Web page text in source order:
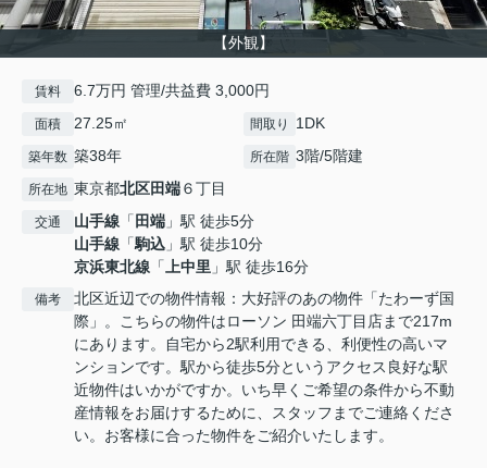
【外観】
賃料 6.7万円 管理/共益費 3,000円
面積 27.25㎡ 間取り 1DK
築年数 築38年 所在階 3階/5階建
所在地 東京都北区田端６丁目
交通 山手線 「 田端 」駅 徒歩5分
山手線 「駒込 」駅 徒歩10分
京浜東北線 「上中里 」駅 徒歩16分
備考
北区近辺での物件情報：大好評のあの物件「たわーず国
際」。こちらの物件はローソン 田端六丁目店まで217m
にあります。自宅から2駅利用できる、利便性の高いマ
ンションです。駅から徒歩5分というアクセス良好な駅
近物件はいかがですか。いち早くご希望の条件から不動
産情報をお届けするために、スタッフまでご連絡くださ
い。お客様に合った物件をご紹介いたします。